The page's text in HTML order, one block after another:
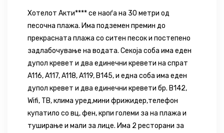
Хотелот Акти****се наоѓа на 30 метри од
песочна плажа. Има подземен премин до
прекрасната плажа со ситен песок и постепено
задлабочување на водата. Секоја соба има еден
дупол кревет и два единечни кревети на спрат
A116, A117, A118, A119, B145, и една соба има еден
дупол кревет и два единечни кревети бр. B142,
Wifi, ТВ, клима уред,мини фрижидер,телефон
купатило со вц, фен, крпи големи за на плажа и
туширање и мали за лице. Има 2 ресторани за